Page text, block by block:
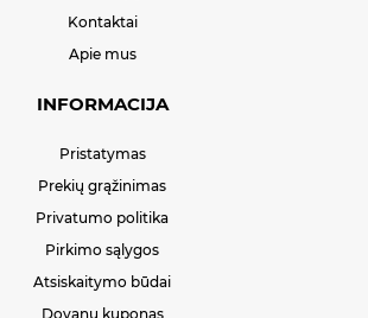
Kontaktai
Apie mus
INFORMACIJA
Pristatymas
Prekių grąžinimas
Privatumo politika
Pirkimo sąlygos
Atsiskaitymo būdai
Dovanų kuponas